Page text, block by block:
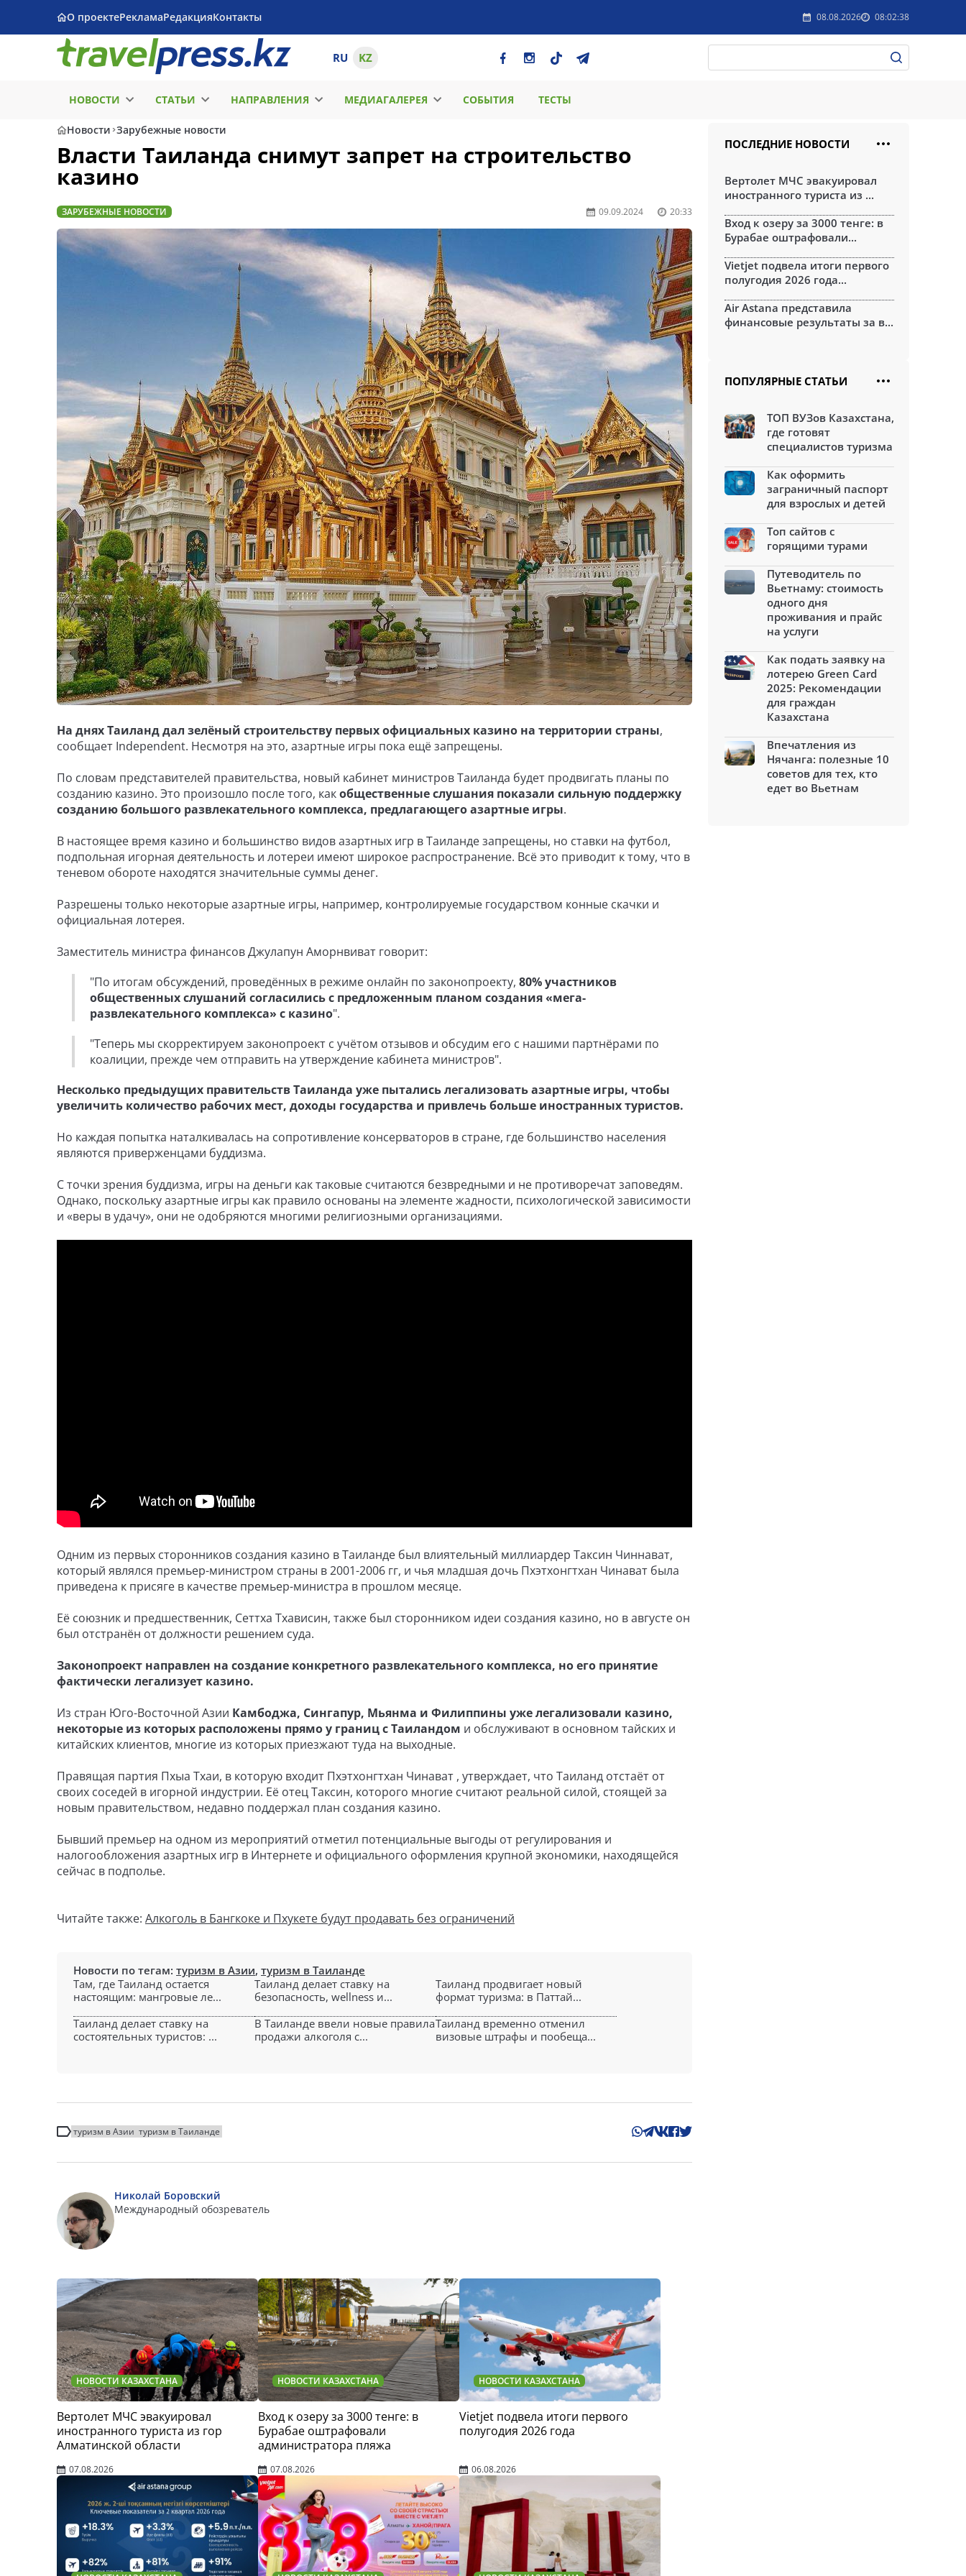
О проектеРекламаРедакцияКонтакты 08.08.2026 08:02:38
RU KZ
НОВОСТИ СТАТЬИ НАПРАВЛЕНИЯ МЕДИАГАЛЕРЕЯ СОБЫТИЯ ТЕСТЫ
Новости Зарубежные новости
Власти Таиланда снимут запрет на строительство
казино
ЗАРУБЕЖНЫЕ НОВОСТИ 09.09.2024 20:33
На днях Таиланд дал зелёный строительству первых официальных казино на территории страны,
сообщает Independent. Несмотря на это, азартные игры пока ещё запрещены.
По словам представителей правительства, новый кабинет министров Таиланда будет продвигать планы по
созданию казино. Это произошло после того, какобщественные слушания показали сильную поддержку
созданию большого развлекательного комплекса, предлагающего азартные игры.
В настоящее время казино и большинство видов азартных игр в Таиланде запрещены, но ставки на футбол,
подпольная игорная деятельность и лотереи имеют широкое распространение. Всё это приводит к тому, что в
теневом обороте находятся значительные суммы денег.
Разрешены только некоторые азартные игры, например, контролируемые государством конные скачки и
официальная лотерея.
Заместитель министра финансов Джулапун Аморнвиват говорит:
"По итогам обсуждений, проведённых в режиме онлайн по законопроекту, 80% участников
общественных слушаний согласились с предложенным планом создания «мега-
развлекательного комплекса» с казино".
"Теперь мы скорректируем законопроект с учётом отзывов и обсудим его с нашими партнёрами по
коалиции, прежде чем отправить на утверждение кабинета министров".
Несколько предыдущих правительств Таиланда уже пытались легализовать азартные игры, чтобы
увеличить количество рабочих мест, доходы государства и привлечь больше иностранных туристов.
Но каждая попытка наталкивалась на сопротивление консерваторов в стране, где большинство населения
являются приверженцами буддизма.
С точки зрения буддизма, игры на деньги как таковые считаются безвредными и не противоречат заповедям.
Однако, поскольку азартные игры как правило основаны на элементе жадности, психологической зависимости
и «веры в удачу», они не одобряются многими религиозными организациями.
Одним из первых сторонников создания казино в Таиланде был влиятельный миллиардер Таксин Чиннават,
который являлся премьер-министром страны в 2001-2006 гг, и чья младшая дочь Пхэтхонгтхан Чинават была
приведена к присяге в качестве премьер-министра в прошлом месяце.
Её союзник и предшественник, Сеттха Тхависин, также был сторонником идеи создания казино, но в августе он
был отстранён от должности решением суда.
Законопроект направлен на создание конкретного развлекательного комплекса, но его принятие
фактически легализует казино.
Из стран Юго-Восточной Азии Камбоджа, Сингапур, Мьянма и Филиппины уже легализовали казино,
некоторые из которых расположены прямо у границ с Таиландом и обслуживают в основном тайских и
китайских клиентов, многие из которых приезжают туда на выходные.
Правящая партия Пхыа Тхаи, в которую входит Пхэтхонгтхан Чинават , утверждает, что Таиланд отстаёт от
своих соседей в игорной индустрии. Её отец Таксин, которого многие считают реальной силой, стоящей за
новым правительством, недавно поддержал план создания казино.
Бывший премьер на одном из мероприятий отметил потенциальные выгоды от регулирования и
налогообложения азартных игр в Интернете и официального оформления крупной экономики, находящейся
сейчас в подполье.
Читайте также: Алкоголь в Бангкоке и Пхукете будут продавать без ограничений
Новости по тегам: туризм в Азии, туризм в Таиланде
Там, где Таиланд остается
настоящим: мангровые ле...
Таиланд делает ставку на
безопасность, wellness и...
Таиланд продвигает новый
формат туризма: в Паттай...
Таиланд делает ставку на
состоятельных туристов: ...
В Таиланде ввели новые правила
продажи алкоголя с...
Таиланд временно отменил
визовые штрафы и пообеща...
туризм в Азии туризм в Таиланде
Николай Боровский
Международный обозреватель
НОВОСТИ КАЗАХСТАНА
Вертолет МЧС эвакуировал
иностранного туриста из гор
Алматинской области
07.08.2026
НОВОСТИ КАЗАХСТАНА
Вход к озеру за 3000 тенге: в
Бурабае оштрафовали
администратора пляжа
07.08.2026
НОВОСТИ КАЗАХСТАНА
Vietjet подвела итоги первого
полугодия 2026 года
06.08.2026
ПОСЛЕДНИЕ НОВОСТИ
Вертолет МЧС эвакуировал
иностранного туриста из ...
Вход к озеру за 3000 тенге: в
Бурабае оштрафовали...
Vietjet подвела итоги первого
полугодия 2026 года...
Air Astana представила
финансовые результаты за в...
ПОПУЛЯРНЫЕ СТАТЬИ
ТОП ВУЗов Казахстана,
где готовят
специалистов туризма
Как оформить
заграничный паспорт
для взрослых и детей
Топ сайтов с
горящими турами
Путеводитель по
Вьетнаму: стоимость
одного дня
проживания и прайс
на услуги
Как подать заявку на
лотерею Green Card
2025: Рекомендации
для граждан
Казахстана
Впечатления из
Нячанга: полезные 10
советов для тех, кто
едет во Вьетнам